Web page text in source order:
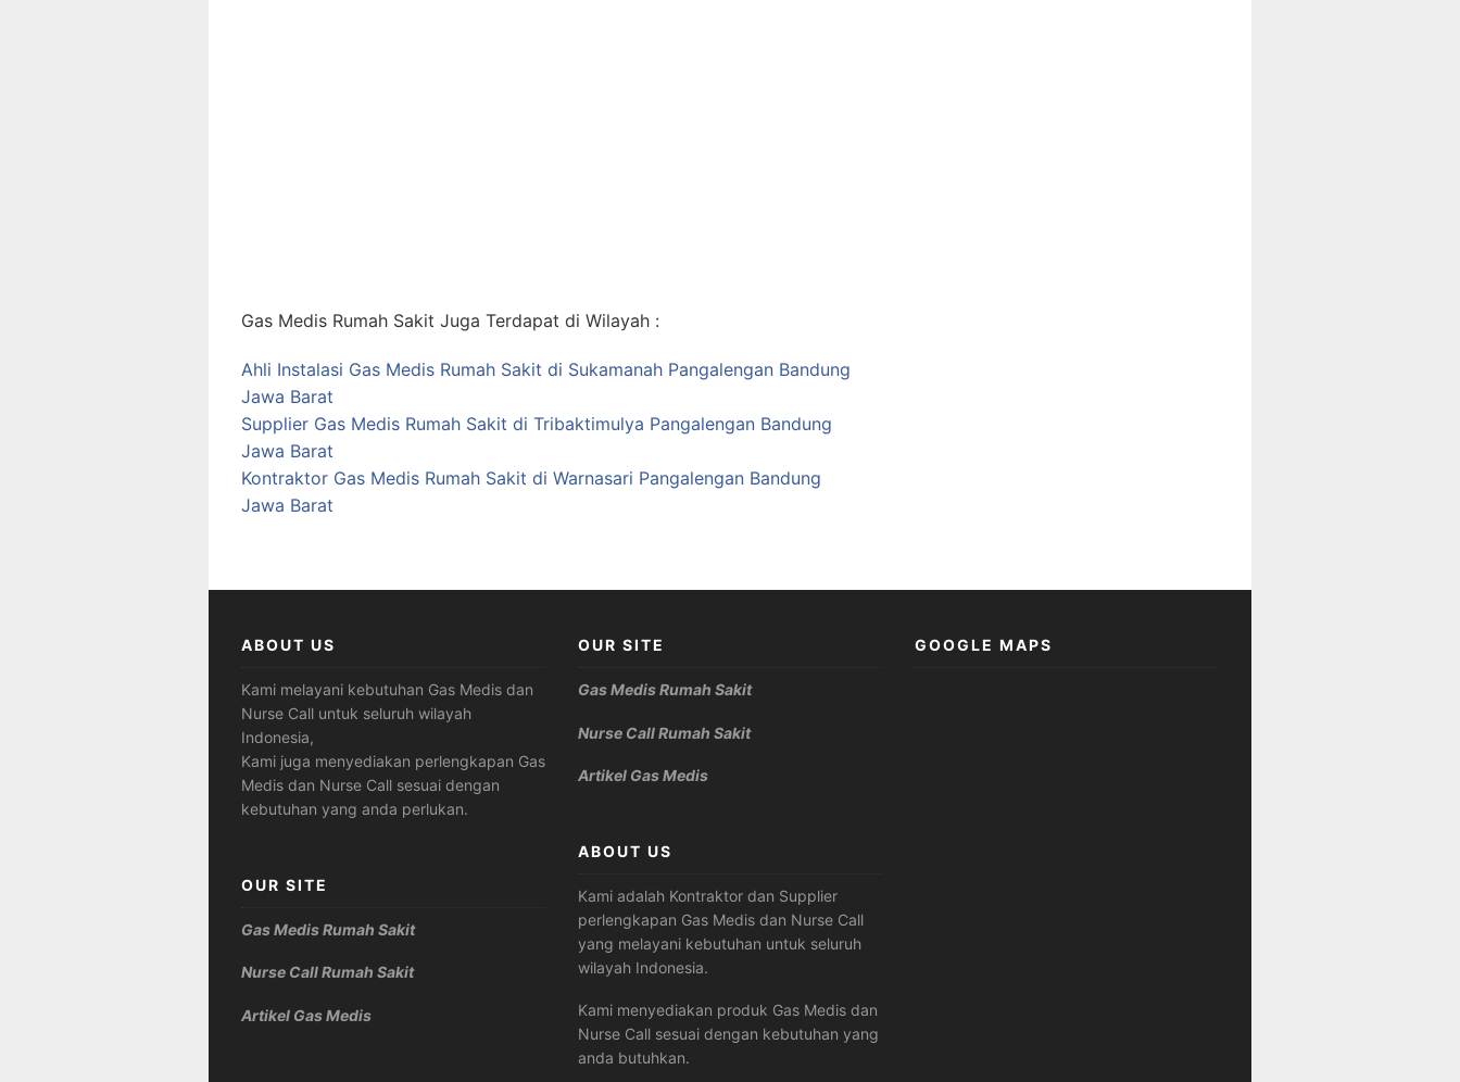
Gas Medis Rumah Sakit Juga Terdapat di Wilayah :
Ahli Instalasi Gas Medis Rumah Sakit di Sukamanah Pangalengan Bandung
Jawa Barat
Supplier Gas Medis Rumah Sakit di Tribaktimulya Pangalengan Bandung
Jawa Barat
Kontraktor Gas Medis Rumah Sakit di Warnasari Pangalengan Bandung
Jawa Barat
ABOUT US
Kami melayani kebutuhan Gas Medis dan
Nurse Call untuk seluruh wilayah
Indonesia,
Kami juga menyediakan perlengkapan Gas
Medis dan Nurse Call sesuai dengan
kebutuhan yang anda perlukan.
OUR SITE
Gas Medis Rumah Sakit
Nurse Call Rumah Sakit
Artikel Gas Medis
OUR SITE
Gas Medis Rumah Sakit
Nurse Call Rumah Sakit
Artikel Gas Medis
ABOUT US
Kami adalah Kontraktor dan Supplier
perlengkapan Gas Medis dan Nurse Call
yang melayani kebutuhan untuk seluruh
wilayah Indonesia.
Kami menyediakan produk Gas Medis dan
Nurse Call sesuai dengan kebutuhan yang
anda butuhkan.
GOOGLE MAPS